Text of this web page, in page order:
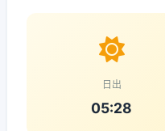
日出
05:28